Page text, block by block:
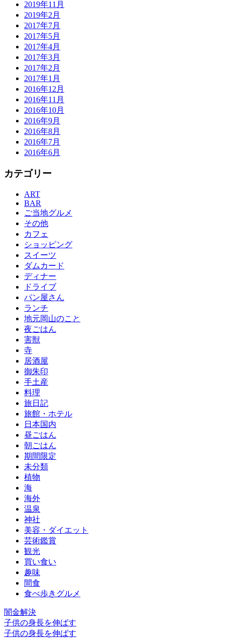
2019年11月
2019年2月
2017年7月
2017年5月
2017年4月
2017年3月
2017年2月
2017年1月
2016年12月
2016年11月
2016年10月
2016年9月
2016年8月
2016年7月
2016年6月
カテゴリー
ART
BAR
ご当地グルメ
その他
カフェ
ショッピング
スイーツ
ダムカード
ディナー
ドライブ
パン屋さん
ランチ
地元岡山のこと
夜ごはん
害獣
寺
居酒屋
御朱印
手土産
料理
旅日記
旅館・ホテル
日本国内
昼ごはん
朝ごはん
期間限定
未分類
植物
海
海外
温泉
神社
美容・ダイエット
芸術鑑賞
観光
買い食い
趣味
間食
食べ歩きグルメ
闇金解決
子供の身長を伸ばす
子供の身長を伸ばす